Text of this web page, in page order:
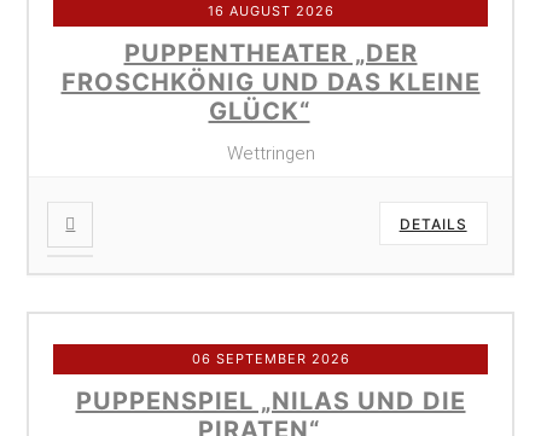
16 AUGUST 2026
PUPPENTHEATER „DER
FROSCHKÖNIG UND DAS KLEINE
GLÜCK“
Wettringen
DETAILS
06 SEPTEMBER 2026
PUPPENSPIEL „NILAS UND DIE
PIRATEN“